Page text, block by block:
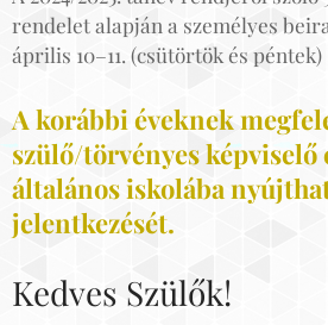
rendelet alapján a személyes
április 10–11. (csütörtök és péntek)
A korábbi éveknek
szülő/törvényes képviselő
általános iskolába
jelentkezését.
Kedves Szülők!